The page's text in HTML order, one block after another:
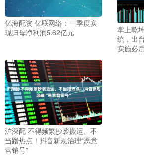
亿海配资 亿联网络：一季度实
现归母净利润5.62亿元
掌上乾
统，出
实施必
沪深配 不得频繁抄袭搬运、不
当蹭热点！抖音新规治理“恶意
营销号”